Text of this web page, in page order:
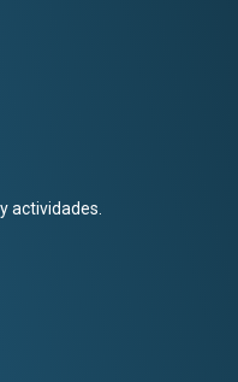
actividades.